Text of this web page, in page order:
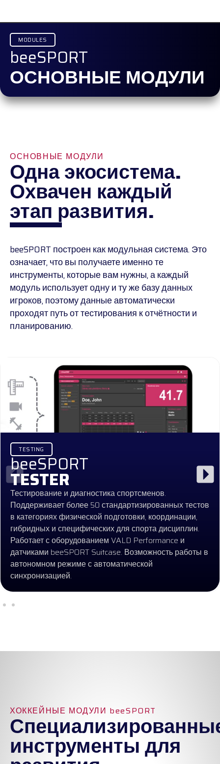
MODULES
beeSPORT
ОСНОВНЫЕ МОДУЛИ
ОСНОВНЫЕ МОДУЛИ
Одна экосистема.
Охвачен каждый
этап развития.
beeSPORT построен как модульная система. Это
означает, что вы получаете именно те
инструменты, которые вам нужны, а каждый
модуль использует одну и ту же базу данных
игроков, поэтому данные автоматически
проходят путь от тестирования к отчётности и
планированию.
TESTING
beeSPORT
TESTER
Тестирование и диагностика спортсменов.
Поддерживает более 50 стандартизированных тестов
в категориях физической подготовки, координации,
гибридных и специфических для спорта дисциплин.
Работает с оборудованием VALD Performance и
датчиками beeSPORT Suitcase. Возможность работы в
автономном режиме с автоматической
синхронизацией.
ХОККЕЙНЫЕ МОДУЛИ beeSPORT
инструменты для